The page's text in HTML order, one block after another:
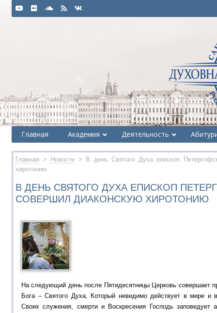
Главная Академия Деятельность
Главная > Новости > В день Святого Духа епископ
хиротонию
В ДЕНЬ СВЯТОГО ДУХА ЕПИСКОП
СОВЕРШИЛ ДИАКОНСКУЮ ХИРОТОНИЮ
На следующий день после Пятидесятницы Церковь совершает
Бога – Святого Духа, Который невидимо действует в мире и
Своих служения, смерти и Воскресения Господь заповедует